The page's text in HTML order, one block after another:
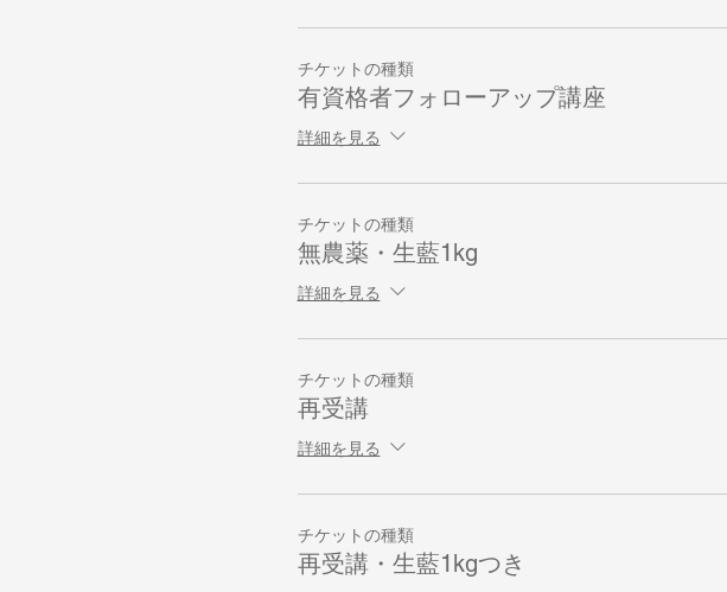
チケットの種類
有資格者フォローアップ講座
詳細を見る
チケットの種類
無農薬・生藍1kg
詳細を見る
チケットの種類
再受講
詳細を見る
チケットの種類
再受講・生藍1kgつき